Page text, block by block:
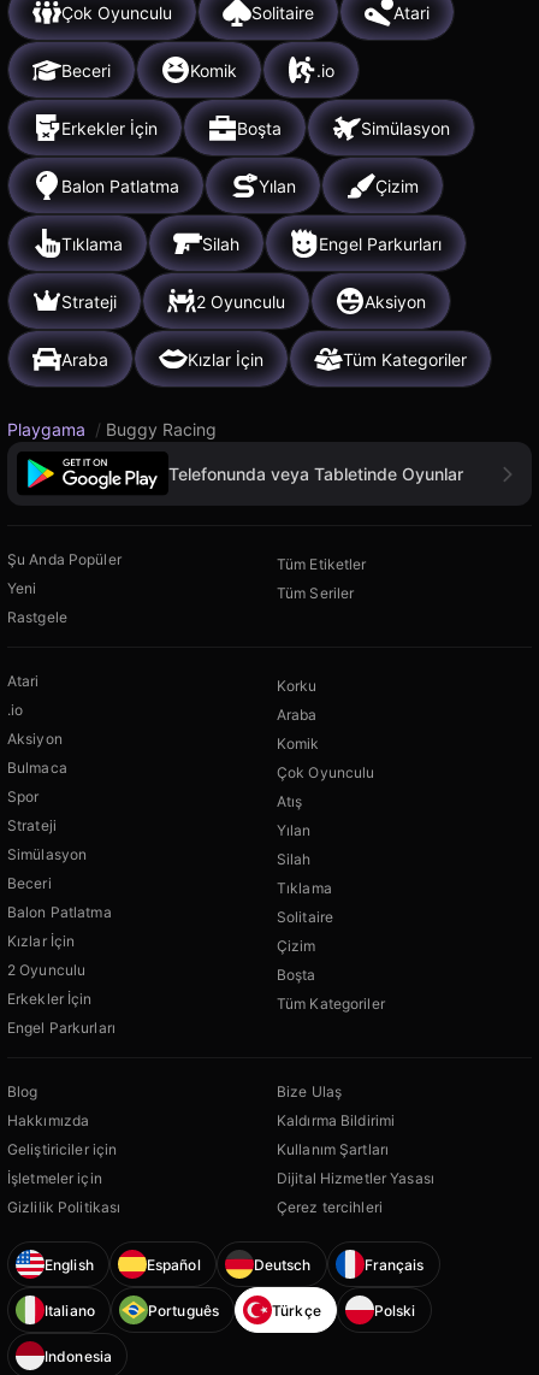
Çok Oyunculu Solitaire Atari
Beceri Komik .io
Erkekler İçin Boşta Simülasyon
Balon Patlatma Yılan Çizim
Tıklama Silah Engel Parkurları
Strateji 2 Oyunculu Aksiyon
Araba Kızlar İçin Tüm Kategoriler
Playgama / Buggy Racing
Telefonunda veya Tabletinde Oyunlar
Şu Anda Popüler
Yeni
Rastgele
Tüm Etiketler
Tüm Seriler
Atari
.io
Aksiyon
Bulmaca
Spor
Strateji
Simülasyon
Beceri
Balon Patlatma
Kızlar İçin
2 Oyunculu
Erkekler İçin
Engel Parkurları
Korku
Araba
Komik
Çok Oyunculu
Atış
Yılan
Silah
Tıklama
Solitaire
Çizim
Boşta
Tüm Kategoriler
Blog
Hakkımızda
Geliştiriciler için
İşletmeler için
Gizlilik Politikası
Bize Ulaş
Kaldırma Bildirimi
Kullanım Şartları
Dijital Hizmetler Yasası
Çerez tercihleri
English Español Deutsch Français
Italiano Português Türkçe Polski
Indonesia